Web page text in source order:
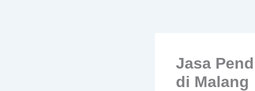
Jasa
di Malang